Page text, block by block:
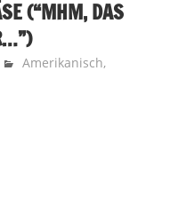
(“MHM, DAS
Amerikanisch,